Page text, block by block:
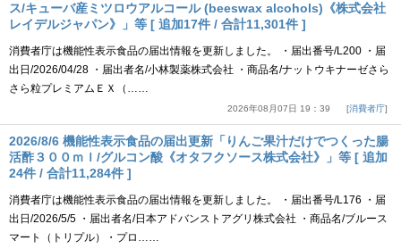
ス/キューバ産ミツロウアルコール (beeswax alcohols)《株式会社
レイデルジャパン》」等 [ 追加17件 / 合計11,301件 ]
消費者庁は機能性表示食品の届出情報を更新しました。 ・届出番号/L200 ・届
出日/2026/04/28 ・届出者名/小林製薬株式会社 ・商品名/ナットウキナーゼさら
さら粒プレミアムＥＸ（……
2026年08月07日 19：39 消費者庁
2026/8/6 機能性表示食品の届出更新「りんご果汁だけでつくった腸
活酢３００ｍｌ/グルコン酸《オタフクソース株式会社》」等 [ 追加
24件 / 合計11,284件 ]
消費者庁は機能性表示食品の届出情報を更新しました。 ・届出番号/L176 ・届
出日/2026/5/5 ・届出者名/日本アドバンストアグリ株式会社 ・商品名/ブルース
マート（トリプル）・プロ……